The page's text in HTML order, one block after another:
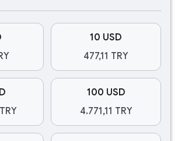
10 USD
477,11 TRY
100 USD
4.771,11 TRY